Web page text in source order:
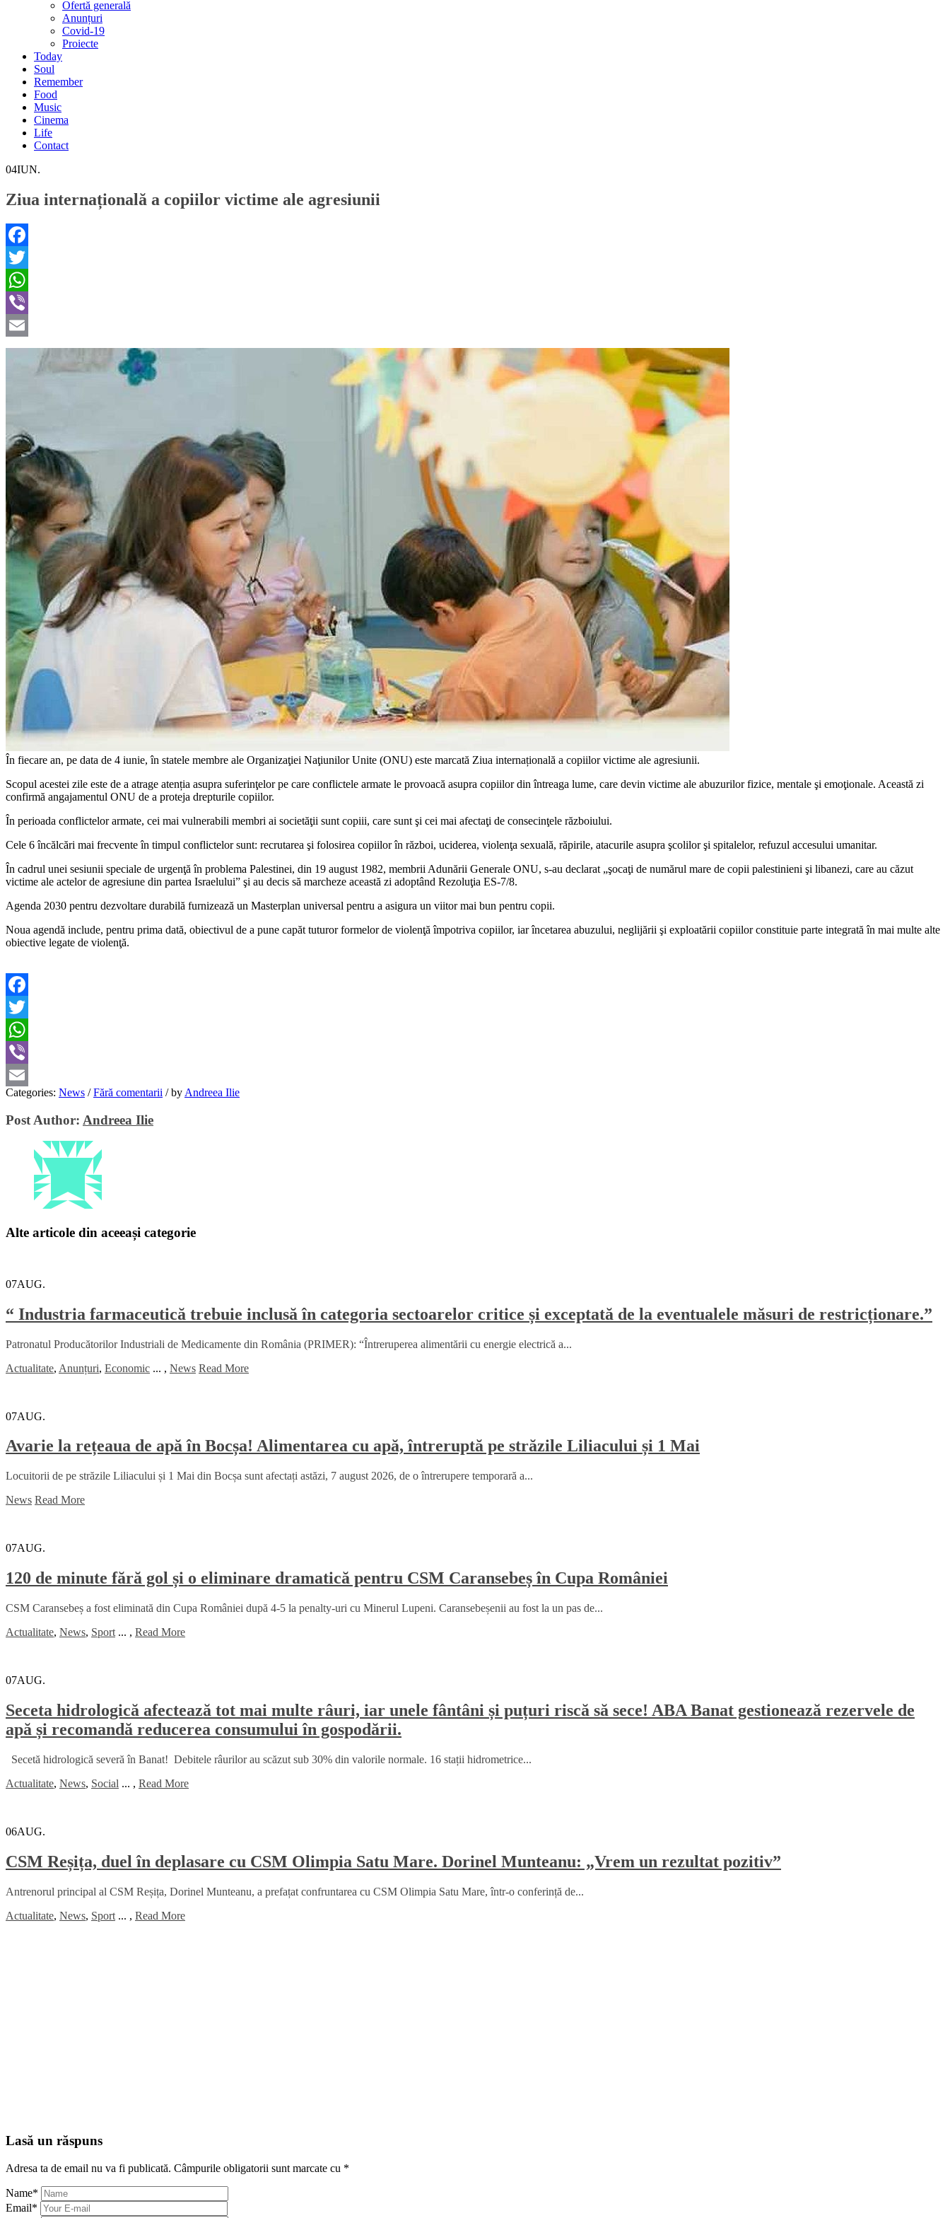
Ofertă generală
Anunțuri
Covid-19
Proiecte
Today
Soul
Remember
Food
Music
Cinema
Life
Contact
04IUN.
Ziua internațională a copiilor victime ale agresiunii
Facebook
Twitter
WhatsApp
Viber
Email
În fiecare an, pe data de 4 iunie, în statele membre ale Organizaţiei Naţiunilor Unite (ONU) este marcată Ziua internațională a copiilor victime ale agresiunii.
Scopul acestei zile este de a atrage atenția asupra suferinţelor pe care conflictele armate le provoacă asupra copiilor din întreaga lume, care devin victime ale abuzurilor fizice, mentale şi emoţionale. Această zi
confirmă angajamentul ONU de a proteja drepturile copiilor.
În perioada conflictelor armate, cei mai vulnerabili membri ai societăţii sunt copiii, care sunt şi cei mai afectaţi de consecinţele războiului.
Cele 6 încălcări mai frecvente în timpul conflictelor sunt: recrutarea şi folosirea copiilor în război, uciderea, violenţa sexuală, răpirile, atacurile asupra şcolilor şi spitalelor, refuzul accesului umanitar.
În cadrul unei sesiunii speciale de urgenţă în problema Palestinei, din 19 august 1982, membrii Adunării Generale ONU, s-au declarat „şocaţi de numărul mare de copii palestinieni şi libanezi, care au căzut
victime ale actelor de agresiune din partea Israelului” şi au decis să marcheze această zi adoptând Rezoluţia ES-7/8.
Agenda 2030 pentru dezvoltare durabilă furnizează un Masterplan universal pentru a asigura un viitor mai bun pentru copii.
Noua agendă include, pentru prima dată, obiectivul de a pune capăt tuturor formelor de violenţă împotriva copiilor, iar încetarea abuzului, neglijării şi exploatării copiilor constituie parte integrată în mai multe alte
obiective legate de violenţă.
Facebook
Twitter
WhatsApp
Viber
Email
Categories: News / Fără comentarii /by Andreea Ilie
Post Author: Andreea Ilie
Alte articole din aceeași categorie
07AUG.
“ Industria farmaceutică trebuie inclusă în categoria sectoarelor critice și exceptată de la eventualele măsuri de restricționare.”
Patronatul Producătorilor Industriali de Medicamente din România (PRIMER): “Întreruperea alimentării cu energie electrică a...
Actualitate, Anunțuri, Economic ... , News Read More
07AUG.
Avarie la rețeaua de apă în Bocșa! Alimentarea cu apă, întreruptă pe străzile Liliacului și 1 Mai
Locuitorii de pe străzile Liliacului și 1 Mai din Bocșa sunt afectați astăzi, 7 august 2026, de o întrerupere temporară a...
News Read More
07AUG.
120 de minute fără gol și o eliminare dramatică pentru CSM Caransebeș în Cupa României
CSM Caransebeș a fost eliminată din Cupa României după 4-5 la penalty-uri cu Minerul Lupeni. Caransebeșenii au fost la un pas de...
Actualitate, News, Sport ... , Read More
07AUG.
Seceta hidrologică afectează tot mai multe râuri, iar unele fântâni și puțuri riscă să sece! ABA Banat gestionează rezervele de
apă și recomandă reducerea consumului în gospodării.
Secetă hidrologică severă în Banat! Debitele râurilor au scăzut sub 30% din valorile normale. 16 stații hidrometrice...
Actualitate, News, Social ... , Read More
06AUG.
CSM Reșița, duel în deplasare cu CSM Olimpia Satu Mare. Dorinel Munteanu: „Vrem un rezultat pozitiv”
Antrenorul principal al CSM Reșița, Dorinel Munteanu, a prefațat confruntarea cu CSM Olimpia Satu Mare, într-o conferință de...
Actualitate, News, Sport ... , Read More
Lasă un răspuns
Adresa ta de email nu va fi publicată. Câmpurile obligatorii sunt marcate cu *
Name*
Email*